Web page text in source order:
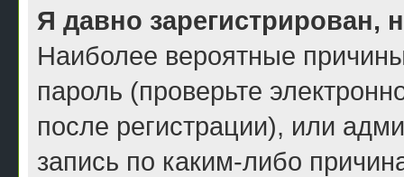
Я давно зарегистрирован,
Наиболее вероятные
пароль (проверьте
после регистрации), или
запись по каким-либо